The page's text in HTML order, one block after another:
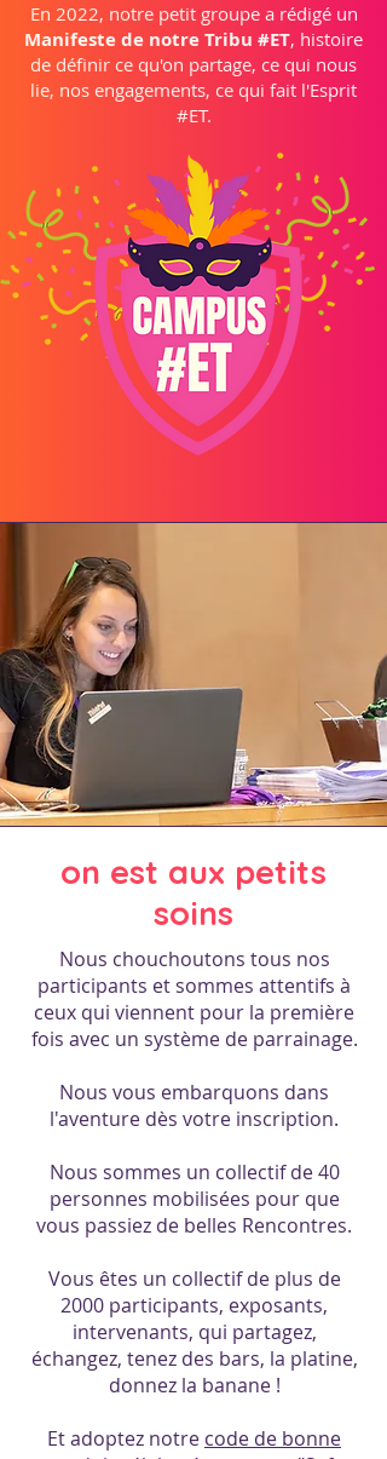
En 2022, notre petit groupe a rédigé un
Manifeste de notre Tribu #ET, histoire
de définir ce qu'on partage, ce qui nous
lie, nos engagements, ce qui fait l'Esprit
#ET.
on est aux petits
soins
Nous chouchoutons tous nos
participants et sommes attentifs à
ceux qui viennent pour la première
fois avec un système de parrainage.
Nous vous embarquons dans
l'aventure dès votre inscription.
Nous sommes un collectif de 40
personnes mobilisées pour que
vous passiez de belles Rencontres.
Vous êtes un collectif de plus de
2000 participants, exposants,
intervenants, qui partagez,
échangez, tenez des bars, la platine,
donnez la banane !
Et adoptez notre code de bonne